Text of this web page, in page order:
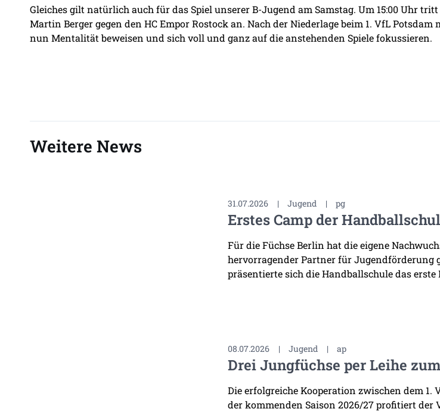
Gleiches gilt natürlich auch für das Spiel unserer B-Jugend am Samstag. Um 15:00 Uhr
Martin Berger gegen den HC Empor Rostock an. Nach der Niederlage beim 1. VfL Potsdam
nun Mentalität beweisen und sich voll und ganz auf die anstehenden Spiele fokussieren.
Weitere News
31.07.2026 | Jugend | pg
Erstes Camp der
Für die Füchse Berlin hat die eigene
hervorragender Partner für Jugendförderung
präsentierte sich die Handballschule das
08.07.2026 | Jugend | ap
Drei Jungfüchse per Leihe
Die erfolgreiche Kooperation zwischen dem
der kommenden Saison 2026/27 profitiert